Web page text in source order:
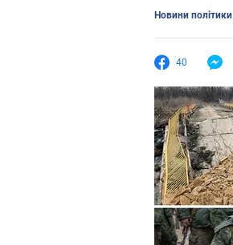
Новини
40